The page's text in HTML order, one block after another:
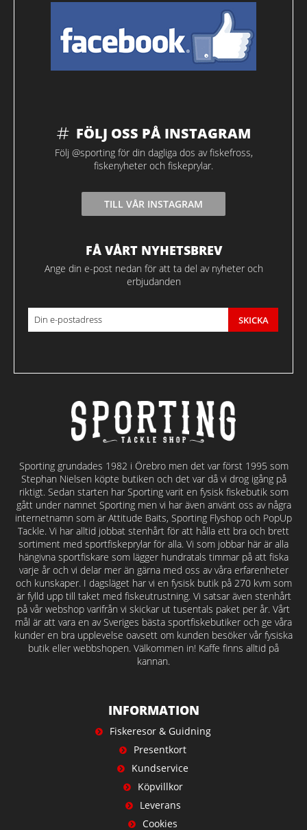
FÖLJ OSS PÅ INSTAGRAM
Följ @sporting för din dagliga dos av fiskefross,
fiskenyheter och fiskeprylar.
TILL VÅR INSTAGRAM
FÅ VÅRT NYHETSBREV
Ange din e-post nedan för att ta del av nyheter och
erbjudanden
SKICKA
Sporting grundades 1982 i Örebro men det var först 1995 som
Stephan Nielsen köpte butiken och det var då vi drog igång på
riktigt. Sedan starten har Sporting varit en fysisk fiskebutik som
gått under namnet Sporting men vi har även använt oss av några
internetnamn som är Attitude Baits, Sporting Flyshop och PopUp
Tackle. Vi har alltid jobbat stenhårt för att hålla ett bra och brett
sortiment med sportfiskeprylar för alla. Vi som jobbar här är alla
hängivna sportfiskare som lägger hundratals timmar på att fiska
varje år och vi delar mer än gärna med oss av våra erfarenheter
och kunskaper. I dagsläget har vi en fysisk butik på 270 kvm som
är fylld upp till taket med fiskeutrustning. Vi satsar även stenhårt
på vår webshop varifrån vi skickar ut tusentals paket per år. Vårt
mål är att vara en av Sveriges bästa sportfiskebutiker och ge våra
kunder en bra upplevelse oavsett om kunden besöker vår fysiska
butik eller webbshopen. Välkommen in! Kaffe finns alltid på
kannan.
INFORMATION
Fiskeresor & Guidning
Presentkort
Kundservice
Köpvillkor
Leverans
Cookies